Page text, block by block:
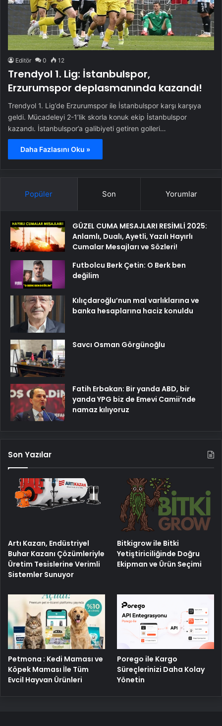
Editör 0 12
Trendyol 1. Lig: İstanbulspor,
Erzurumspor deplasmanında kazandı!
Trendyol 1. Lig’de Erzurumspor ile İstanbulspor karşı karşıya
geldi. Mücadeleyi 2-1’lik skorla konuk ekip İstanbulspor
kazandı. İstanbulspor’a galibiyeti getiren golleri…
Daha Fazlasını Oku »
Popüler Son Yorumlar
GÜZEL CUMA MESAJLARI RESİMLİ 2025:
Anlamlı, Dualı, Ayetli, Yazılı Hayırlı
Cumalar Mesajları ve Sözleri!
Futbolcu Berk Çetin: O Berk ben
değilim
Kılıçdaroğlu’nun mal varlıklarına ve
banka hesaplarına haciz konuldu
Savcı Osman Görgünoğlu
Fatih Erbakan: Bir yanda ABD, bir
yanda YPG biz de Emevi Camii’nde
namaz kılıyoruz
Son Yazılar
Artı Kazan, Endüstriyel
Buhar Kazanı Çözümleriyle
Üretim Tesislerine Verimli
Sistemler Sunuyor
Bitkigrow ile Bitki
Yetiştiriciliğinde Doğru
Ekipman ve Ürün Seçimi
Petmona : Kedi Maması ve
Köpek Maması İle Tüm
Evcil Hayvan Ürünleri
Porego ile Kargo
Süreçlerinizi Daha Kolay
Yönetin